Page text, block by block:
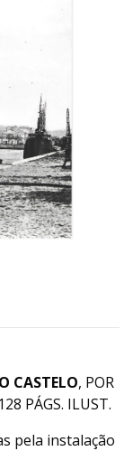
CASTELO, POR
PÁGS. ILUST.
pela instalação